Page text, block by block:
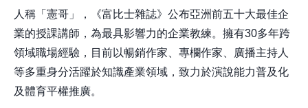
人稱「憲哥」，《富比士雜誌》公布亞洲前五十大最佳企
業的授課講師，為最具影響力的企業教練。擁有30多年跨
領域職場經驗，目前以暢銷作家、專欄作家、廣播主持人
等多重身分活躍於知識產業領域，致力於演說能力普及化
及體育平權推廣。